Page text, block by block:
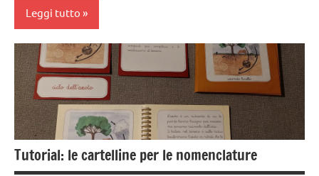
TUTTI GLI
PER ETA'
TUTTI GLI
ARTICOLI
Leggi tutto
costruire i
materiali
Montessori
dai
3 ai
6
anni
Tutorial: le cartelline per le nomenclature